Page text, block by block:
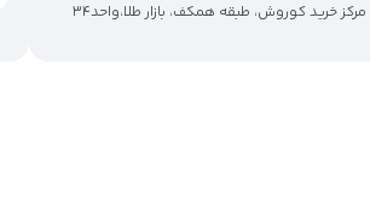
مرکز خرید کوروش، طبقه همکف، بازار طلا،واحد34